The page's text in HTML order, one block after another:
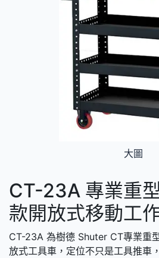
大圖
CT-23A 專業重
款開放式移動工
CT-23A 為樹德 Shuter CT專業重
放式工具車，定位不只是工具推車